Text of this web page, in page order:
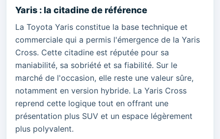
Yaris : la citadine de référence
La Toyota Yaris constitue la base technique et
commerciale qui a permis l'émergence de la Yaris
Cross. Cette citadine est réputée pour sa
maniabilité, sa sobriété et sa fiabilité. Sur le
marché de l'occasion, elle reste une valeur sûre,
notamment en version hybride. La Yaris Cross
reprend cette logique tout en offrant une
présentation plus SUV et un espace légèrement
plus polyvalent.